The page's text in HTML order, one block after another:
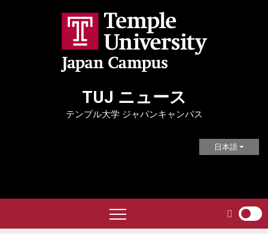
TUJ ニュース
テンプル大学 ジャパンキャンパス
日本語